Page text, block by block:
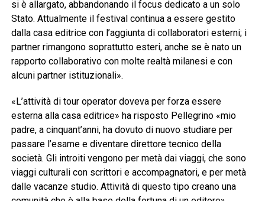
si è allargato, abbandonando il focus dedicato a un solo
Stato. Attualmente il festival continua a essere gestito
dalla casa editrice con l’aggiunta di collaboratori esterni; i
partner rimangono soprattutto esteri, anche se è nato un
rapporto collaborativo con molte realtà milanesi e con
alcuni partner istituzionali».
«L’attività di tour operator doveva per forza essere
esterna alla casa editrice» ha risposto Pellegrino «mio
padre, a cinquant’anni, ha dovuto di nuovo studiare per
passare l’esame e diventare direttore tecnico della
società. Gli introiti vengono per metà dai viaggi, che sono
viaggi culturali con scrittori e accompagnatori, e per metà
dalle vacanze studio. Attività di questo tipo creano una